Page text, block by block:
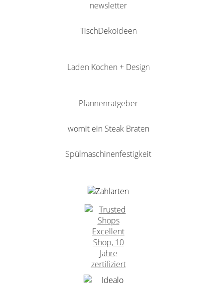
newsletter
TischDekoIdeen
Laden Kochen + Design
Pfannenratgeber
womit ein Steak Braten
Spülmaschinenfestigkeit